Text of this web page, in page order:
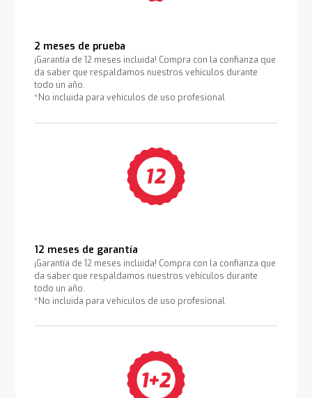
2 meses de prueba
¡Garantía de 12 meses incluida! Compra con la confianza que
da saber que respaldamos nuestros vehículos durante
todo un año.
*No incluida para vehículos de uso profesional
12 meses de garantía
¡Garantía de 12 meses incluida! Compra con la confianza que
da saber que respaldamos nuestros vehículos durante
todo un año.
*No incluida para vehículos de uso profesional